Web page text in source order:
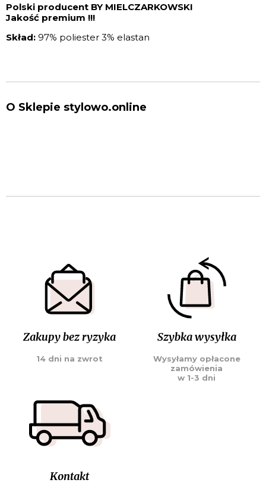
Polski producent BY MIELCZARKOWSKI
Jakość premium !!!
Skład: 97% poliester 3% elastan
O Sklepie stylowo.online
Zakupy bez ryzyka
14 dni na zwrot
Szybka wysyłka
Wysyłamy opłacone
zamówienia
w 1-3 dni
Kontakt